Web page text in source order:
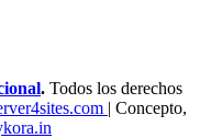
. Todos los derechos
| Concepto,